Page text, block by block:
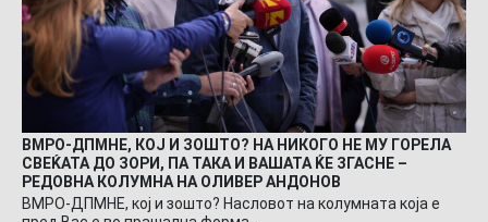
ВМРО-ДПМНЕ, КОЈ И ЗОШТО? НА НИКОГО НЕ МУ ГОРЕЛА
СВЕЌАТА ДО ЗОРИ, ПА ТАКА И ВАШАТА ЌЕ ЗГАСНЕ –
РЕДОВНА КОЛУМНА НА ОЛИВЕР АНДОНОВ
ВМРО-ДПМНЕ, кој и зошто? Насловот на колумната која е